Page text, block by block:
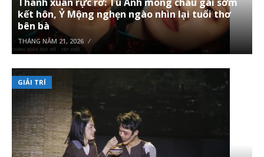
kết hôn, Ỷ Mộng nghẹn ngào nhìn lại tuổi thơ
bên bà
THÁNG NĂM 21, 2026
GIẢI TRÍ